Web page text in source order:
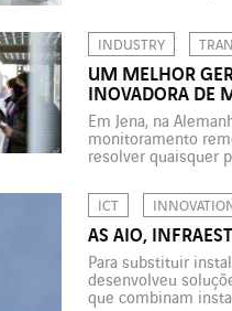
INDUSTRY
UM MELHOR
INOVADORA DE
Em Jena, na
monitoramento
resolver quaisquer
ICT
AS AIO,
Para substituir
desenvolveu
que combinam